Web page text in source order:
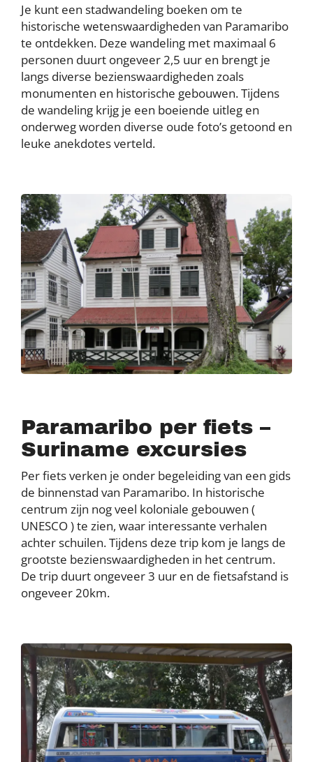
Je kunt een stadwandeling boeken om te
historische wetenswaardigheden van Paramaribo
te ontdekken. Deze wandeling met maximaal 6
personen duurt ongeveer 2,5 uur en brengt je
langs diverse bezienswaardigheden zoals
monumenten en historische gebouwen. Tijdens
de wandeling krijg je een boeiende uitleg en
onderweg worden diverse oude foto’s getoond en
leuke anekdotes verteld.
Paramaribo per fiets –
Suriname excursies
Per fiets verken je onder begeleiding van een gids
de binnenstad van Paramaribo. In historische
centrum zijn nog veel koloniale gebouwen (
UNESCO ) te zien, waar interessante verhalen
achter schuilen. Tijdens deze trip kom je langs de
grootste bezienswaardigheden in het centrum.
De trip duurt ongeveer 3 uur en de fietsafstand is
ongeveer 20km.